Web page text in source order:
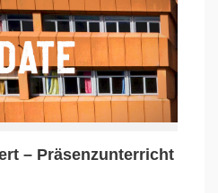
– Präsenzunterricht